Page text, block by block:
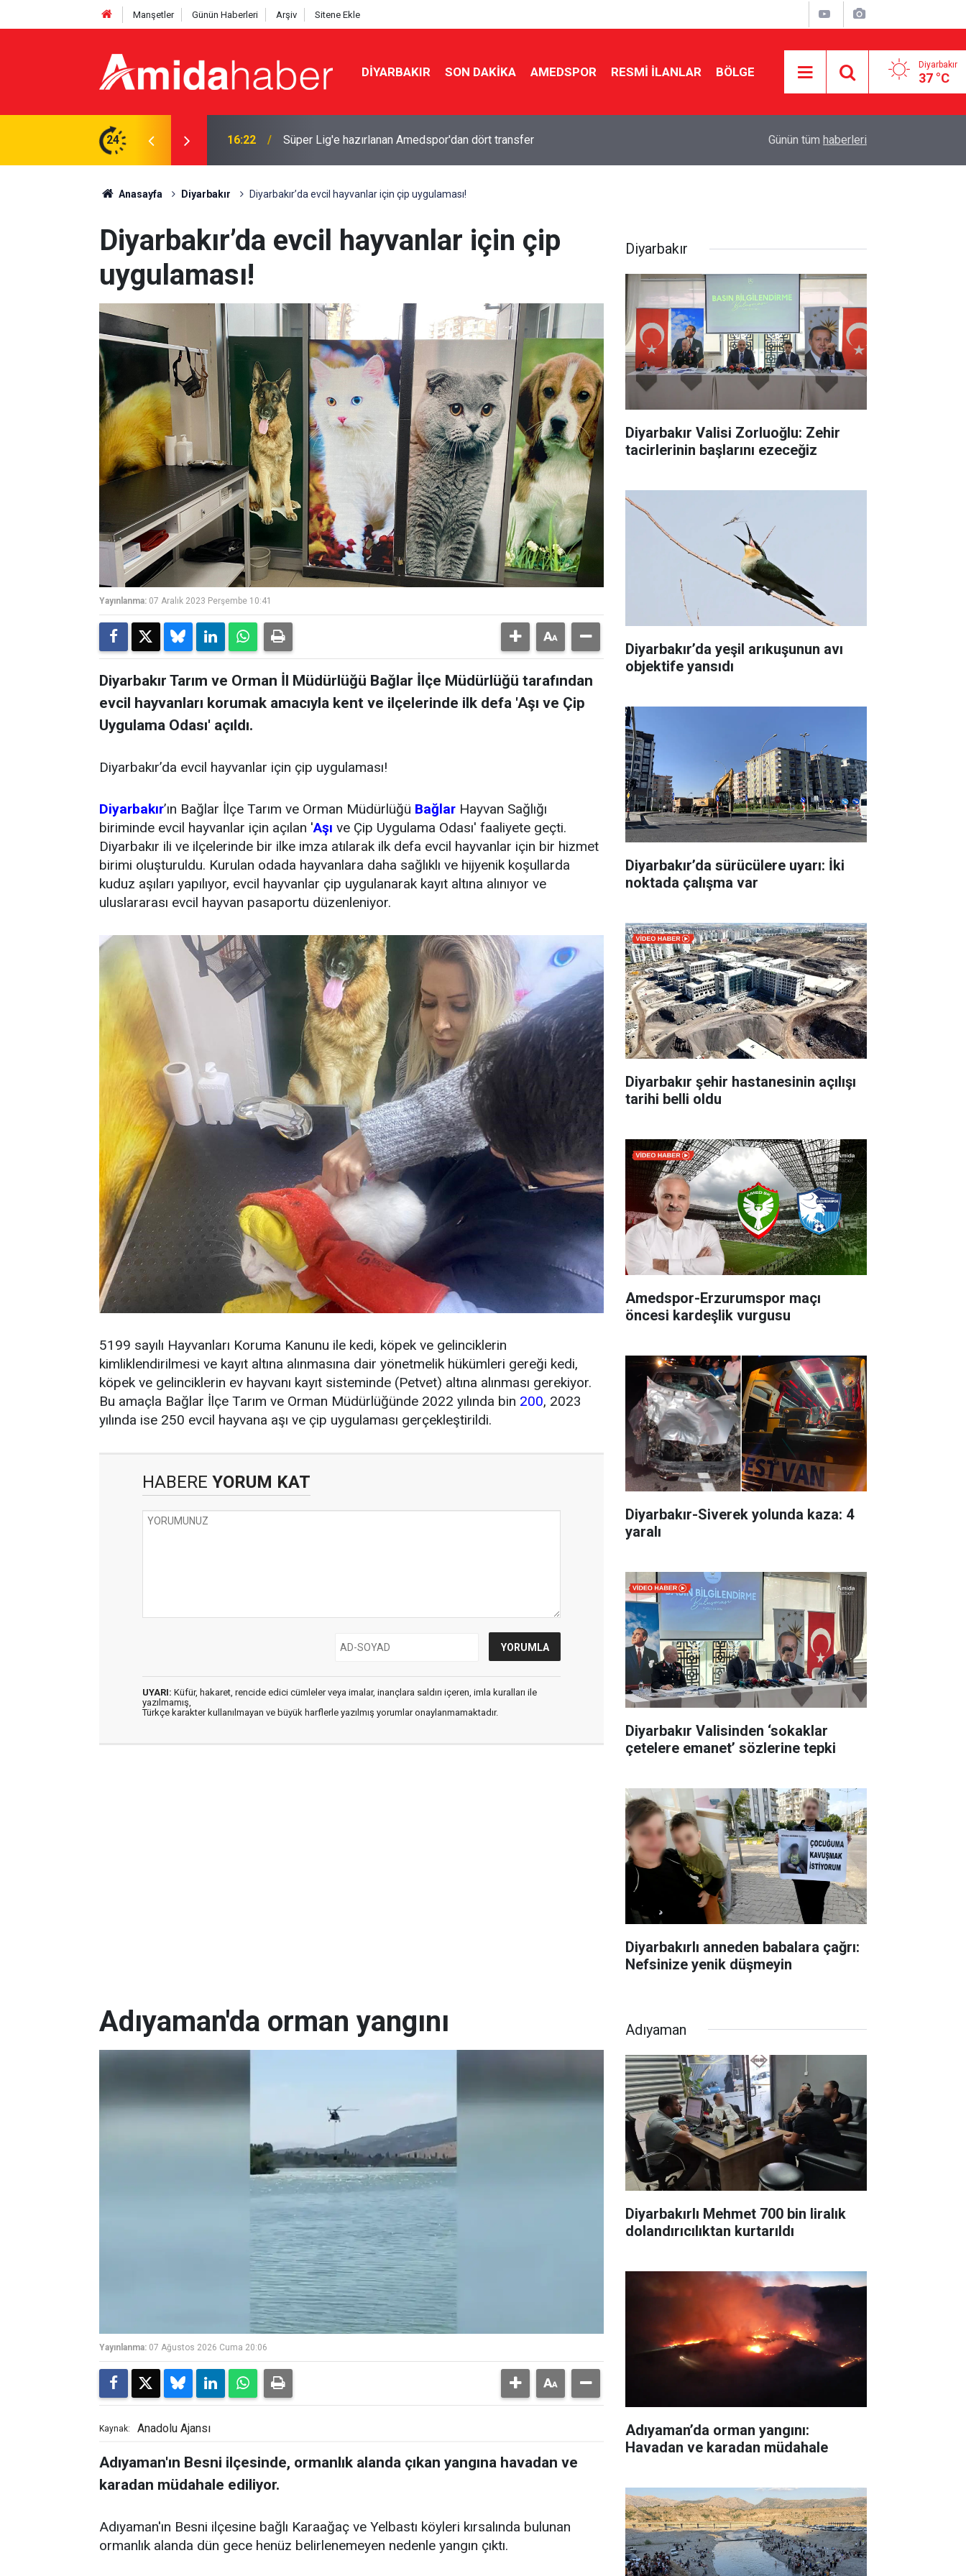
Manşetler Günün Haberleri Arşiv Sitene Ekle
DIYARBAKIR SON DAKIKA AMEDSPOR RESMI İLANLAR BÖLGE Diyarbakır
37 °C
24 16:22 Süper Lig'e hazırlanan Amedspor'dan dört transfer Amedspor’un 2’inci ve 3’üncü hafta maç
Günün tüm haberleri
Anasayfa Diyarbakır Diyarbakır’da evcil hayvanlar için çip uygulaması!
Diyarbakır’da evcil hayvanlar için çip
uygulaması!
Yayınlanma: 07 Aralık 2023 Perşembe 10:41
Diyarbakır Tarım ve Orman İl Müdürlüğü Bağlar İlçe Müdürlüğü tarafından
evcil hayvanları korumak amacıyla kent ve ilçelerinde ilk defa 'Aşı ve Çip
Uygulama Odası' açıldı.
Diyarbakır’da evcil hayvanlar için çip uygulaması!
Diyarbakır’ın Bağlar İlçe Tarım ve Orman Müdürlüğü Bağlar Hayvan Sağlığı
biriminde evcil hayvanlar için açılan 'Aşı ve Çip Uygulama Odası' faaliyete geçti.
Diyarbakır ili ve ilçelerinde bir ilke imza atılarak ilk defa evcil hayvanlar için bir hizmet
birimi oluşturuldu. Kurulan odada hayvanlara daha sağlıklı ve hijyenik koşullarda
kuduz aşıları yapılıyor, evcil hayvanlar çip uygulanarak kayıt altına alınıyor ve
uluslararası evcil hayvan pasaportu düzenleniyor.
5199 sayılı Hayvanları Koruma Kanunu ile kedi, köpek ve gelinciklerin
kimliklendirilmesi ve kayıt altına alınmasına dair yönetmelik hükümleri gereği kedi,
köpek ve gelinciklerin ev hayvanı kayıt sisteminde (Petvet) altına alınması gerekiyor.
Bu amaçla Bağlar İlçe Tarım ve Orman Müdürlüğünde 2022 yılında bin 200, 2023
yılında ise 250 evcil hayvana aşı ve çip uygulaması gerçekleştirildi.
HABERE YORUM KAT
UYARI: Küfür, hakaret, rencide edici cümleler veya imalar, inançlara saldırı içeren, imla kuralları ile
yazılmamış,
Türkçe karakter kullanılmayan ve büyük harflerle yazılmış yorumlar onaylanmamaktadır.
Diyarbakır
Diyarbakır Valisi Zorluoğlu: Zehir
tacirlerinin başlarını ezeceğiz
Diyarbakır’da yeşil arıkuşunun avı
objektife yansıdı
Diyarbakır’da sürücülere uyarı: İki
noktada çalışma var
Diyarbakır şehir hastanesinin açılışı
tarihi belli oldu
Amedspor-Erzurumspor maçı
öncesi kardeşlik vurgusu
Diyarbakır-Siverek yolunda kaza: 4
yaralı
Diyarbakır Valisinden ‘sokaklar
çetelere emanet’ sözlerine tepki
Diyarbakırlı anneden babalara çağrı:
Nefsinize yenik düşmeyin
Adıyaman'da orman yangını
Yayınlanma: 07 Ağustos 2026 Cuma 20:06
Kaynak: Anadolu Ajansı
Adıyaman'ın Besni ilçesinde, ormanlık alanda çıkan yangına havadan ve
karadan müdahale ediliyor.
Adıyaman'ın Besni ilçesine bağlı Karaağaç ve Yelbastı köyleri kırsalında bulunan
ormanlık alanda dün gece henüz belirlenemeyen nedenle yangın çıktı.
Adıyaman
Diyarbakırlı Mehmet 700 bin liralık
dolandırıcılıktan kurtarıldı
Adıyaman’da orman yangını:
Havadan ve karadan müdahale